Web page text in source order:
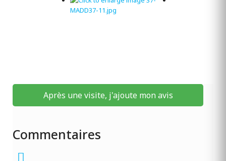
Après une visite, j'ajoute mon avis
Commentaires